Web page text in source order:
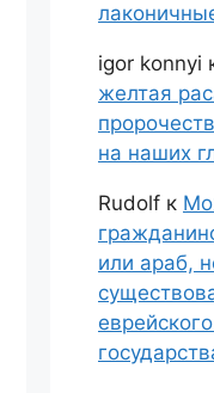
igor konnyi
желтая
на наших
Rudolf к
или араб,